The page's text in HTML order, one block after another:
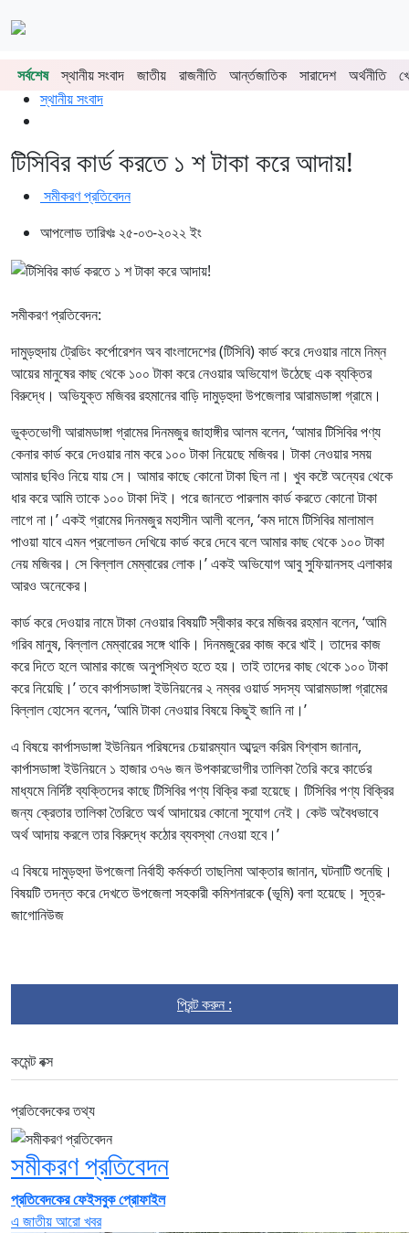
গণমিছিল
সর্বশেষ স্থানীয় সংবাদ জাতীয় রাজনীতি আর্ন্তজাতিক সারাদেশ অর্থনীতি
প্রচ্ছদ
স্থানীয় সংবাদ
টিসিবির কার্ড করতে ১ শ টাকা করে আদায়!
সমীকরণ প্রতিবেদন
আপলোড তারিখঃ ২৫-০৩-২০২২ ইং
সমীকরণ প্রতিবেদন:
দামুড়হুদায় ট্রেডিং কর্পোরেশন অব বাংলাদেশের (টিসিবি) কার্ড করে দেওয়ার নামে নিম্ন
আয়ের মানুষের কাছ থেকে ১০০ টাকা করে নেওয়ার অভিযোগ উঠেছে এক ব্যক্তির
বিরুদ্ধে। অভিযুক্ত মজিবর রহমানের বাড়ি দামুড়হুদা উপজেলার আরামডাঙ্গা গ্রামে।
ভুক্তভোগী আরামডাঙ্গা গ্রামের দিনমজুর জাহাঙ্গীর আলম বলেন, ‘আমার টিসিবির পণ্য
কেনার কার্ড করে দেওয়ার নাম করে ১০০ টাকা নিয়েছে মজিবর। টাকা নেওয়ার সময়
আমার ছবিও নিয়ে যায় সে। আমার কাছে কোনো টাকা ছিল না। খুব কষ্টে অন্যের থেকে
ধার করে আমি তাকে ১০০ টাকা দিই। পরে জানতে পারলাম কার্ড করতে কোনো টাকা
লাগে না।’ একই গ্রামের দিনমজুর মহাসীন আলী বলেন, ‘কম দামে টিসিবির মালামাল
পাওয়া যাবে এমন প্রলোভন দেখিয়ে কার্ড করে দেবে বলে আমার কাছ থেকে ১০০ টাকা
নেয় মজিবর। সে বিল্লাল মেম্বারের লোক।’ একই অভিযোগ আবু সুফিয়ানসহ এলাকার
আরও অনেকের।
কার্ড করে দেওয়ার নামে টাকা নেওয়ার বিষয়টি স্বীকার করে মজিবর রহমান বলেন, ‘আমি
গরিব মানুষ, বিল্লাল মেম্বারের সঙ্গে থাকি। দিনমজুরের কাজ করে খাই। তাদের কাজ
করে দিতে হলে আমার কাজে অনুপস্থিত হতে হয়। তাই তাদের কাছ থেকে ১০০ টাকা
করে নিয়েছি।’ তবে কার্পাসডাঙ্গা ইউনিয়নের ২ নম্বর ওয়ার্ড সদস্য আরামডাঙ্গা গ্রামের
বিল্লাল হোসেন বলেন, ‘আমি টাকা নেওয়ার বিষয়ে কিছুই জানি না।’
এ বিষয়ে কার্পাসডাঙ্গা ইউনিয়ন পরিষদের চেয়ারম্যান আব্দুল করিম বিশ্বাস জানান,
কার্পাসডাঙ্গা ইউনিয়নে ১ হাজার ৩৭৬ জন উপকারভোগীর তালিকা তৈরি করে কার্ডের
মাধ্যমে নির্দিষ্ট ব্যক্তিদের কাছে টিসিবির পণ্য বিক্রি করা হয়েছে। টিসিবির পণ্য বিক্রির
জন্য ক্রেতার তালিকা তৈরিতে অর্থ আদায়ের কোনো সুযোগ নেই। কেউ অবৈধভাবে
অর্থ আদায় করলে তার বিরুদ্ধে কঠোর ব্যবস্থা নেওয়া হবে।’
এ বিষয়ে দামুড়হুদা উপজেলা নির্বাহী কর্মকর্তা তাছলিমা আক্তার জানান, ঘটনাটি শুনেছি।
বিষয়টি তদন্ত করে দেখতে উপজেলা সহকারী কমিশনারকে (ভূমি) বলা হয়েছে। সূত্র-
জাগোনিউজ
প্রিন্ট করুন :
কমেন্ট বক্স
প্রতিবেদকের তথ্য
সমীকরণ প্রতিবেদন
প্রতিবেদকের ফেইসবুক প্রোফাইল
এ জাতীয় আরো খবর